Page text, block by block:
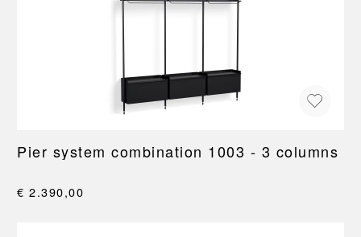
Pier system combination 1003 - 3 columns
€ 2.390,00